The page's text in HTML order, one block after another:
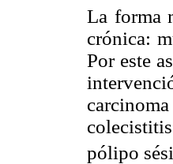
La forma
crónica:
Por este
pólipo